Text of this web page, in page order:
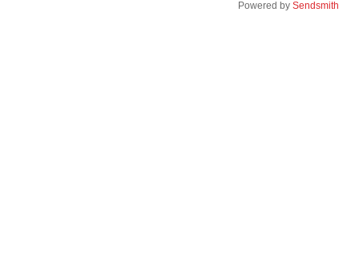
Powered by Sendsmith